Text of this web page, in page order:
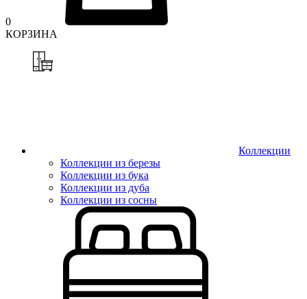
0
КОРЗИНА
Коллекции
Коллекции из березы
Коллекции из бука
Коллекции из дуба
Коллекции из сосны